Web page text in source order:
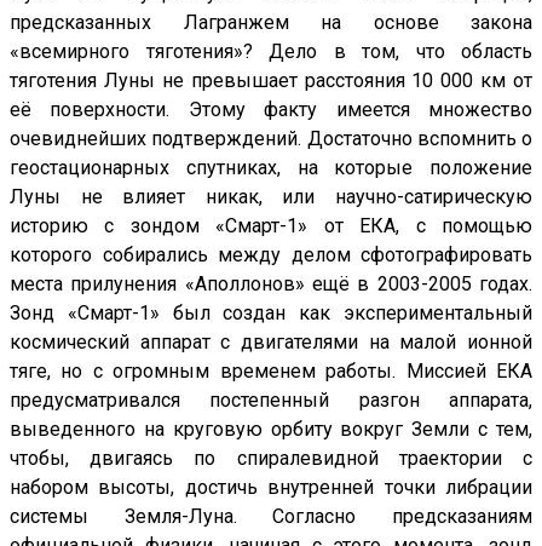
предсказанных Лагранжем на основе закона
«всемирного тяготения»? Дело в том, что область
тяготения Луны не превышает расстояния 10 000 км от
её поверхности. Этому факту имеется множество
очевиднейших подтверждений. Достаточно вспомнить о
геостационарных спутниках, на которые положение
Луны не влияет никак, или научно-сатирическую
историю с зондом «Смарт-1» от ЕКА, с помощью
которого собирались между делом сфотографировать
места прилунения «Аполлонов» ещё в 2003-2005 годах.
Зонд «Смарт-1» был создан как экспериментальный
космический аппарат с двигателями на малой ионной
тяге, но с огромным временем работы. Миссией ЕКА
предусматривался постепенный разгон аппарата,
выведенного на круговую орбиту вокруг Земли с тем,
чтобы, двигаясь по спиралевидной траектории с
набором высоты, достичь внутренней точки либрации
системы Земля-Луна. Согласно предсказаниям